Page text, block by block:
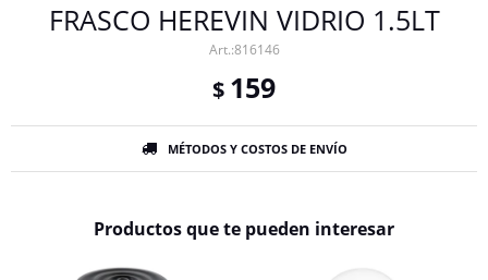
FRASCO HEREVIN VIDRIO 1.5LT
816146
$ 159
MÉTODOS Y COSTOS DE ENVÍO
Productos que te pueden interesar